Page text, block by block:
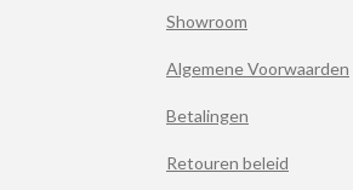
Showroom
Algemene Voorwaarden
Betalingen
Retouren beleid